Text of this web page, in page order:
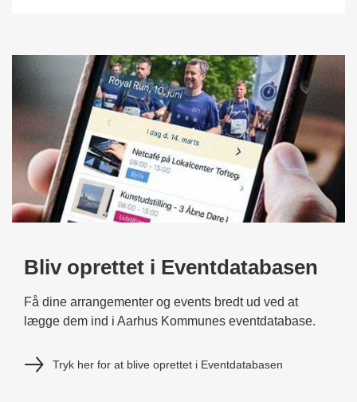
Bliv oprettet i Eventdatabasen
Få dine arrangementer og events bredt ud ved at
lægge dem ind i Aarhus Kommunes eventdatabase.
Tryk her for at blive oprettet i Eventdatabasen